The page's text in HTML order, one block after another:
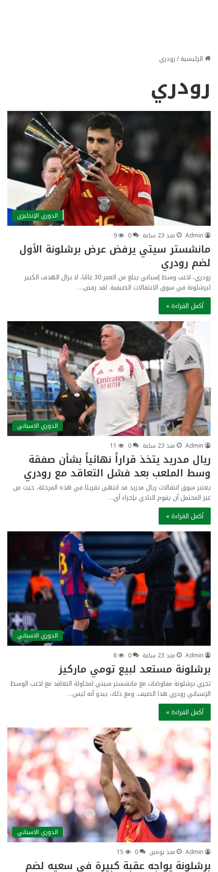
الرئيسية/رودري
رودري
الدوري الإنجليزي
Admin
منذ 23 ساعة 0
9
مانشستر سيتي يرفض عرض برشلونة الأول
لضم رودري
رودري، لاعب وسط إسباني يبلغ من العمر 30 عامًا، لا يزال الهدف الكبير
لبرشلونة في سوق الانتقالات الصيفية. لقد رفض…
أكمل القراءة »
الدوري الاسباني
Admin
منذ 23 ساعة 0
11
ريال مدريد يتخذ قراراً نهائياً بشأن صفقة
وسط الملعب بعد فشل التعاقد مع رودري
يعتبر سوق انتقالات ريال مدريد قد انتهى تقريبًا في هذه المرحلة، حيث من
غير المحتمل أن يقوم النادي بإجراء أي…
أكمل القراءة »
الدوري الاسباني
Admin
منذ 23 ساعة 0
8
برشلونة مستعد لبيع تومي ماركيز
تجري برشلونة مفاوضات مع مانشستر سيتي لمحاولة التعاقد مع لاعب الوسط
الإسباني رودري هذا الصيف. ومع ذلك، يبدو أنه ليس…
أكمل القراءة »
الدوري الاسباني
Admin
منذ يومين 0
15
برشلونة يواجه عقبة كبيرة في سعيه لضم